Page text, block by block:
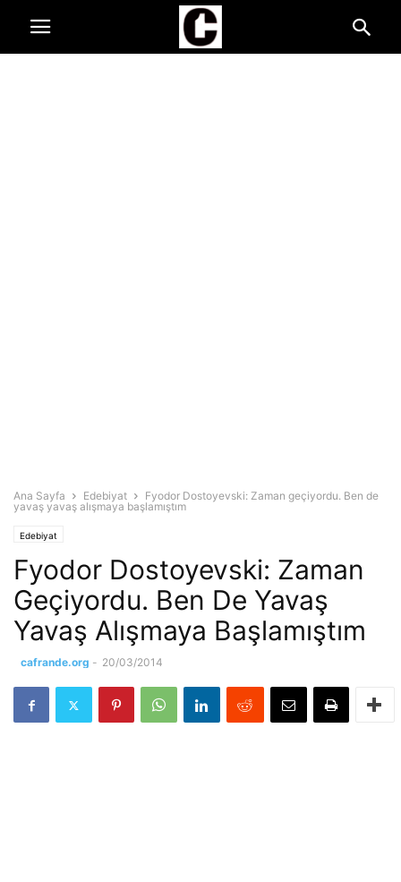
Ana Sayfa Edebiyat
Fyodor Dostoyevski: Zaman geçiyordu. Ben de
yavaş yavaş alışmaya başlamıştım
Edebiyat
Fyodor Dostoyevski: Zaman
Geçiyordu. Ben De Yavaş
Yavaş Alışmaya Başlamıştım
cafrande.org - 20/03/2014